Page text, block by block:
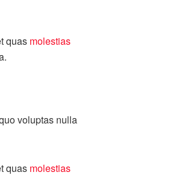
quas molestias
voluptas nulla
quas molestias